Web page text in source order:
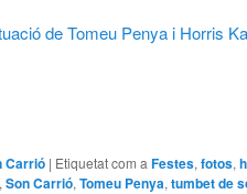
de Tomeu Penya i Horris
Carrió | Etiquetat com a Festes,fotos,
,Son Carrió,Tomeu Penya,tumbet de